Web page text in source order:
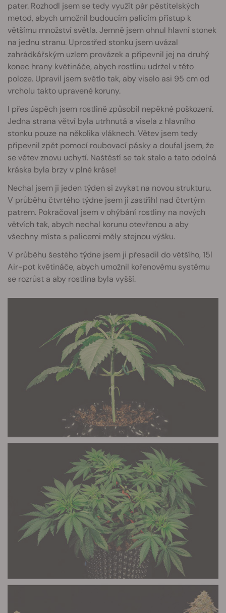
pater. Rozhodl jsem se tedy využít pár pěstitelských
metod, abych umožnil budoucím palicím přístup k
většímu množství světla. Jemně jsem ohnul hlavní stonek
na jednu stranu. Uprostřed stonku jsem uvázal
zahrádkářským uzlem provázek a připevnil jej na druhý
konec hrany květináče, abych rostlinu udržel v této
poloze. Upravil jsem světlo tak, aby viselo asi 95 cm od
vrcholu takto upravené koruny.
I přes úspěch jsem rostlině způsobil nepěkné poškození.
Jedna strana větví byla utrhnutá a visela z hlavního
stonku pouze na několika vláknech. Větev jsem tedy
připevnil zpět pomocí roubovací pásky a doufal jsem, že
se větev znovu uchytí. Naštěstí se tak stalo a tato odolná
kráska byla brzy v plné kráse!
Nechal jsem ji jeden týden si zvykat na novou strukturu.
V průběhu čtvrtého týdne jsem ji zastřihl nad čtvrtým
patrem. Pokračoval jsem v ohýbání rostliny na nových
větvích tak, abych nechal korunu otevřenou a aby
všechny místa s palicemi měly stejnou výšku.
V průběhu šestého týdne jsem ji přesadil do většího, 15l
Air-pot květináče, abych umožnil kořenovému systému
se rozrůst a aby rostlina byla vyšší.